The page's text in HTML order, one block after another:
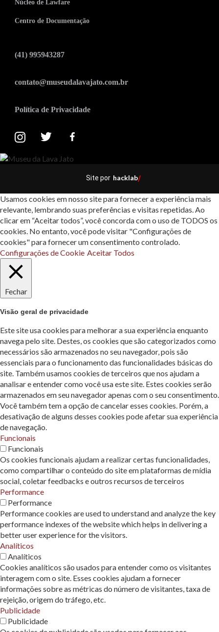
Núcleo de Lawfare
Centro de Documentação
(41) 995943287
contato@museudalavajato.com.br
Política de Privacidade
Site por hacklab/
Usamos cookies em nosso site para fornecer a experiência mais
relevante, lembrando suas preferências e visitas repetidas. Ao
clicar em “Aceitar todos”, você concorda com o uso de TODOS os
cookies. No entanto, você pode visitar "Configurações de
cookies" para fornecer um consentimento controlado.
Configurações de Cookie Aceitar Todos
Fechar
Visão geral de privacidade
Este site usa cookies para melhorar a sua experiência enquanto
navega pelo site. Destes, os cookies que são categorizados como
necessários são armazenados no seu navegador, pois são
essenciais para o funcionamento das funcionalidades básicas do
site. Também usamos cookies de terceiros que nos ajudam a
analisar e entender como você usa este site. Estes cookies serão
armazenados em seu navegador apenas com o seu consentimento.
Você também tem a opção de cancelar esses cookies. Porém, a
desativação de alguns desses cookies pode afetar sua experiência
de navegação.
Funcionais
Funcionais
Os cookies funcionais ajudam a realizar certas funcionalidades,
como compartilhar o conteúdo do site em plataformas de mídia
social, coletar feedbacks e outros recursos de terceiros
Performance
Performance
Performance cookies are used to understand and analyze the key
performance indexes of the website which helps in delivering a
better user experience for the visitors.
Analíticos
Analíticos
Cookies analíticos são usados ​​para entender como os visitantes
interagem com o site. Esses cookies ajudam a fornecer
informações sobre as métricas do número de visitantes, taxa de
rejeição, origem do tráfego, etc.
Publicidade
Publicidade